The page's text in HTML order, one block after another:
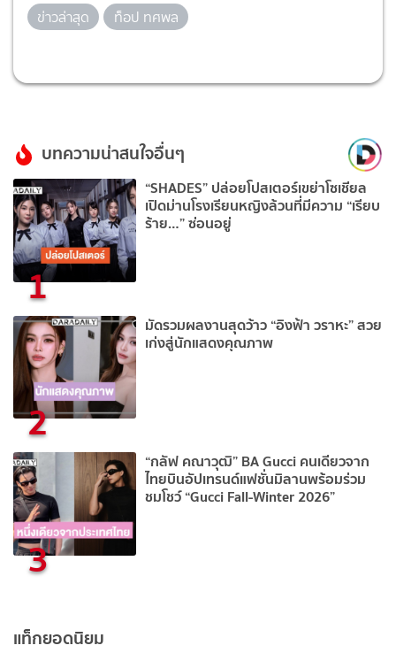
ข่าวล่าสุด
ท็อป ทศพล
บทความน่าสนใจอื่นๆ
1
“SHADES” ปล่อยโปสเตอร์เขย่าโซเชียล
เปิดม่านโรงเรียนหญิงล้วนที่มีความ “เรียบ
ร้าย…” ซ่อนอยู่
2
มัดรวมผลงานสุดว้าว “อิงฟ้า วราหะ” สวย
เก่งสู่นักแสดงคุณภาพ
3
“กลัฟ คณาวุฒิ” BA Gucci คนเดียวจาก
ไทยบินอัปเทรนด์แฟชั่นมิลานพร้อมร่วม
ชมโชว์ “Gucci Fall-Winter 2026”
แท็กยอดนิยม